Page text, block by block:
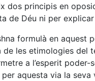
dos principis en
de Déu ni per
formulà en aquest
de les etimologies del
a l’esperit
aquesta via la